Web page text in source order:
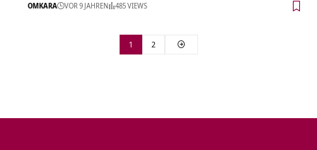
OMKARA VOR 9 JAHREN 485 VIEWS
1 2